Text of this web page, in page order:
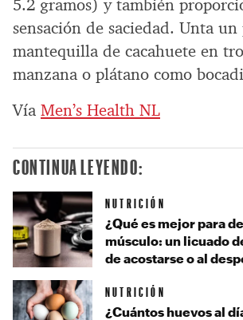
5.2 gramos) y también
sensación de saciedad. Unta un
mantequilla de cacahuete en
manzana o plátano como
Vía Men’s Health NL
CONTINUA LEYENDO:
NUTRICIÓN
¿Qué es mejor para
músculo: un licuado
de acostarse o al
NUTRICIÓN
¿Cuántos huevos al